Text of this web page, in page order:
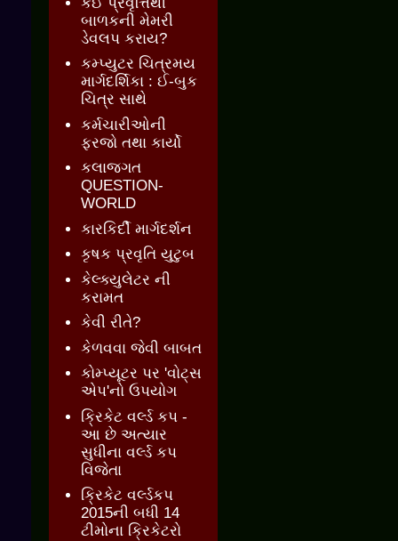
બાળકની મેમરી
ડેવલપ કરાય?
કમ્પ્યુટર ચિત્રમય
માર્ગદર્શિકા : ઈ-બુક
ચિત્ર સાથે
કર્મચારીઓની
ફરજો તથા કાર્યો
કલાજગત
QUESTION-
WORLD
કારકિર્દી માર્ગદર્શન
કૃષક પ્રવૃતિ યુટુબ
કેલ્ક્યુલેટર ની
કરામત
કેવી રીતે?
કેળવવા જેવી બાબત
કોમ્પ્યૂટર પર 'વોટ્સ
એપ'નો ઉપયોગ
ક્રિકેટ વર્લ્ડ કપ -
આ છે અત્યાર
સુધીના વર્લ્ડ કપ
વિજેતા
ક્રિકેટ વર્લ્ડકપ
2015ની બધી 14
ટીમોના ક્રિકેટરો